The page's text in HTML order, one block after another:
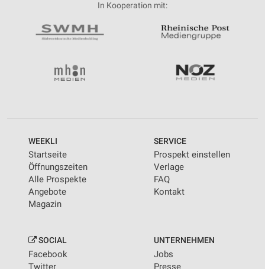
In Kooperation mit:
WEEKLI
Startseite
Öffnungszeiten
Alle Prospekte
Angebote
Magazin
SERVICE
Prospekt einstellen
Verlage
FAQ
Kontakt
SOCIAL
Facebook
Twitter
UNTERNEHMEN
Jobs
Presse